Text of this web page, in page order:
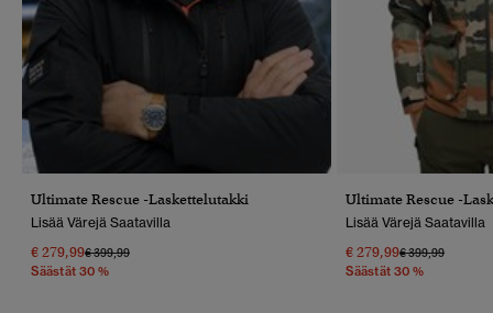
Ultimate Rescue -laskettelutakki
Lisää Värejä Saatavilla
€ 279,99Hinta Alennettu Hinnasta
€ 399,99Hintaan
Säästät 30 %
Ultimate Rescue -
Lisää Värejä Saatavilla
€ 279,99Hinta Alennettu
€ 399,99Hintaan
Säästät 30 %